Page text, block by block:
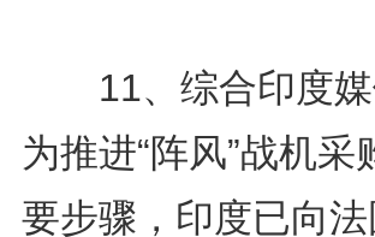
11、综合印度媒
为推进“阵风”战机
要步骤，印度已向